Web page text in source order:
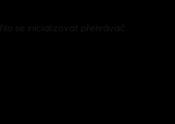
se inicializovat přehrávač